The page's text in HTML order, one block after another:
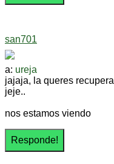
san701
a: ureja
jajaja, la queres
jeje..
nos estamos viendo